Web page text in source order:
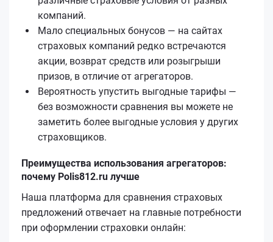
компаний.
Мало специальных бонусов — на сайтах
страховых компаний редко встречаются
акции, возврат средств или розыгрыши
призов, в отличие от агрегаторов.
Вероятность упустить выгодные тарифы —
без возможности сравнения вы можете не
заметить более выгодные условия у других
страховщиков.
Преимущества использования агрегаторов:
почему Polis812.ru лучше
Наша платформа для сравнения страховых
предложений отвечает на главные потребности
при оформлении страховки онлайн: